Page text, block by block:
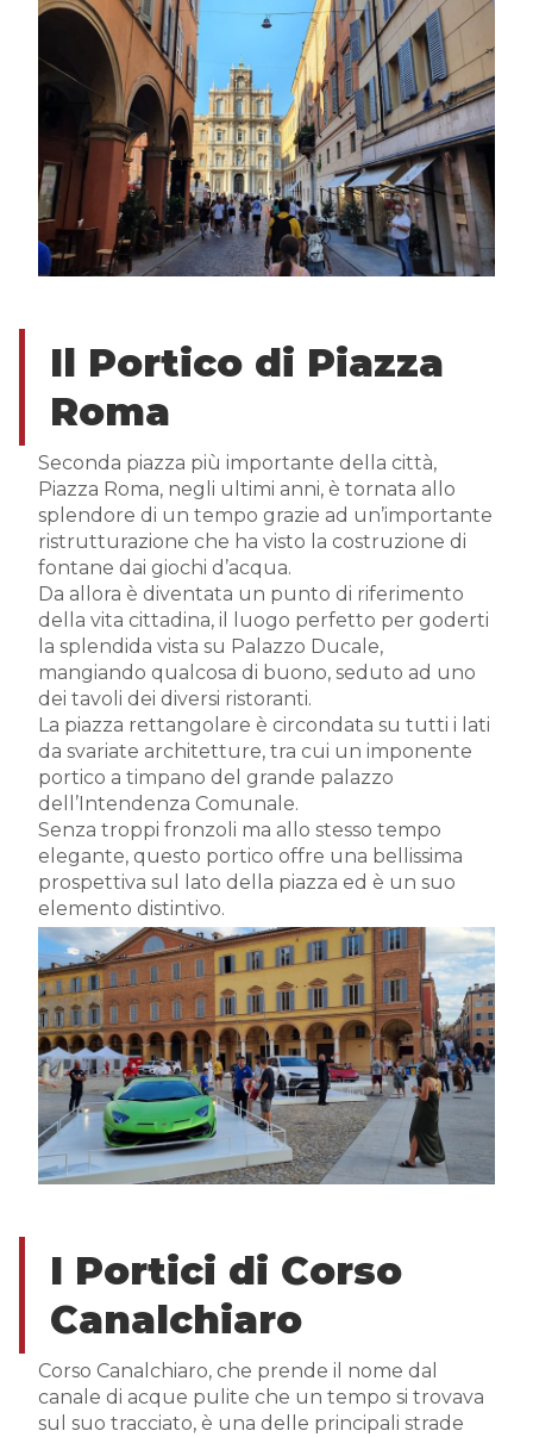
Il Portico di Piazza
Roma
Seconda piazza più importante della città,
Piazza Roma, negli ultimi anni, è tornata allo
splendore di un tempo grazie ad un’importante
ristrutturazione che ha visto la costruzione di
fontane dai giochi d’acqua.
Da allora è diventata un punto di riferimento
della vita cittadina, il luogo perfetto per goderti
la splendida vista su Palazzo Ducale,
mangiando qualcosa di buono, seduto ad uno
dei tavoli dei diversi ristoranti.
La piazza rettangolare è circondata su tutti i lati
da svariate architetture, tra cui un imponente
portico a timpano del grande palazzo
dell’Intendenza Comunale.
Senza troppi fronzoli ma allo stesso tempo
elegante, questo portico offre una bellissima
prospettiva sul lato della piazza ed è un suo
elemento distintivo.
I Portici di Corso
Canalchiaro
Corso Canalchiaro, che prende il nome dal
canale di acque pulite che un tempo si trovava
sul suo tracciato, è una delle principali strade